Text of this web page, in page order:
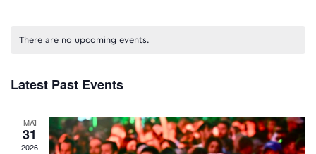
There are no upcoming events.
Latest Past Events
ΜΑΪ
31
2026